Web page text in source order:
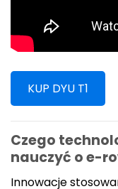
KUP DYU T1
Czego
nauczyć o e-
Innowacje